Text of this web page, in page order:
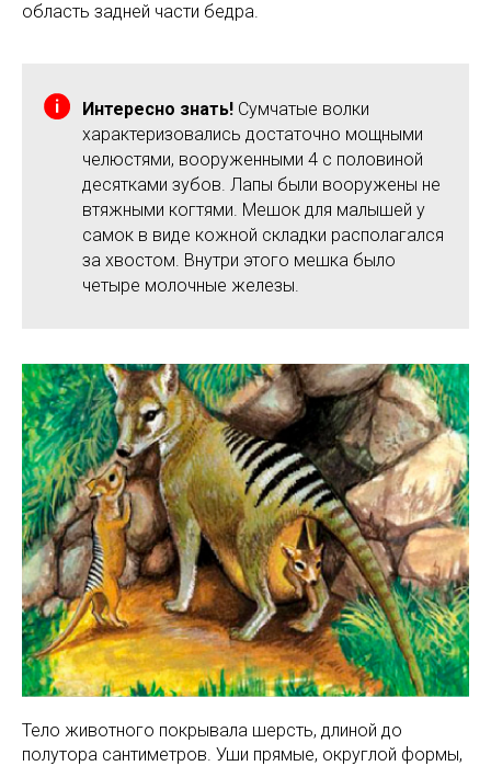
область задней части бедра.
Интересно знать! Сумчатые волки
характеризовались достаточно мощными
челюстями, вооруженными 4 с половиной
десятками зубов. Лапы были вооружены не
втяжными когтями. Мешок для малышей у
самок в виде кожной складки располагался
за хвостом. Внутри этого мешка было
четыре молочные железы.
Тело животного покрывала шерсть, длиной до
полутора сантиметров. Уши прямые, округлой формы,